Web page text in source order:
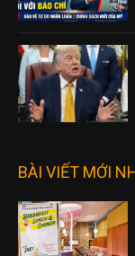
BÀI VIẾT MỚI